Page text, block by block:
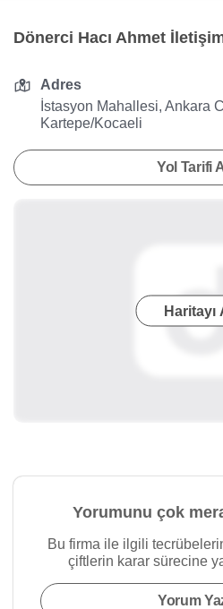
Dönerci Hacı Ahmet
Adres
İstasyon Mahallesi, Ankara
Kartepe/Kocaeli
Yol Tarifi
Haritayı
Yorumunu çok
Bu firma ile ilgili
çiftlerin karar sürecine
Yorum